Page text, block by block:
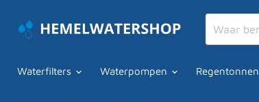
Waterfilters
Waterpompen Regentonnen